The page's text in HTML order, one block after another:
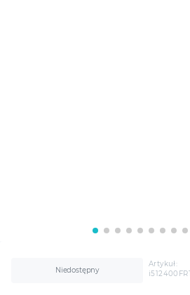
Niedostępny
Artykuł: